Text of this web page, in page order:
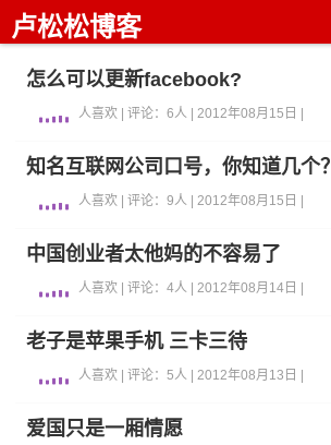
卢松松博客
怎么可以更新facebook?
人喜欢 | 评论：6人 | 2012年08月15日 |
知名互联网公司口号，你知道几个？
人喜欢 | 评论：9人 | 2012年08月15日 |
中国创业者太他妈的不容易了
人喜欢 | 评论：4人 | 2012年08月14日 |
老子是苹果手机 三卡三待
人喜欢 | 评论：5人 | 2012年08月13日 |
爱国只是一厢情愿